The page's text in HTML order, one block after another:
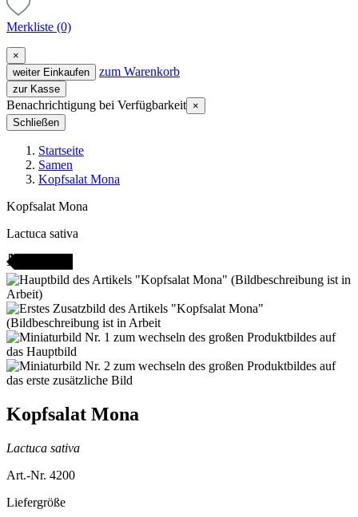
Merkliste (0)
×
weiter Einkaufen
zum Warenkorb
zur Kasse
Benachrichtigung bei Verfügbarkeit ×
Schließen
Startseite
Samen
Kopfsalat Mona
Kopfsalat Mona
Lactuca sativa
Kopfsalat Mona
Lactuca sativa
Art.-Nr. 4200
Liefergröße